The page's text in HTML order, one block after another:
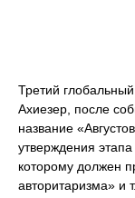
Третий
Ахиезер, после
название
утверждения
которому должен
авторитаризма» и